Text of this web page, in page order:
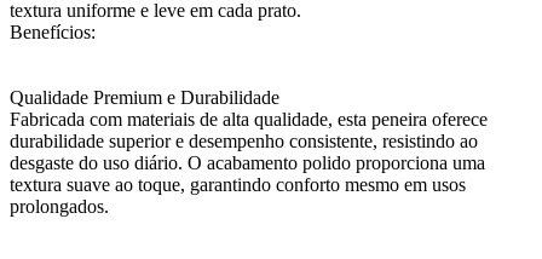
textura uniforme e leve em cada prato.
Benefícios:
Qualidade Premium e Durabilidade
Fabricada com materiais de alta qualidade, esta peneira oferece
durabilidade superior e desempenho consistente, resistindo ao
desgaste do uso diário. O acabamento polido proporciona uma
textura suave ao toque, garantindo conforto mesmo em usos
prolongados.